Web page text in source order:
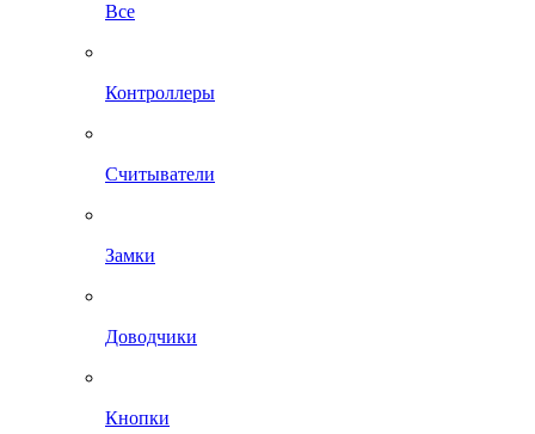
Все
Контроллеры
Считыватели
Замки
Доводчики
Кнопки